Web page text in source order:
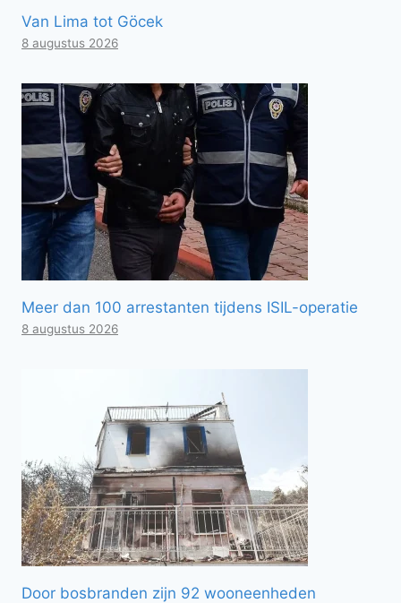
Van Lima tot Göcek
8 augustus 2026
Meer dan 100 arrestanten tijdens ISIL-operatie
8 augustus 2026
Door bosbranden zijn 92 wooneenheden